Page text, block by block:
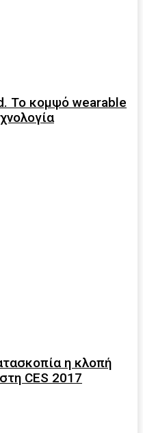
Το κομψό wearable
η κλοπή
CES 2017